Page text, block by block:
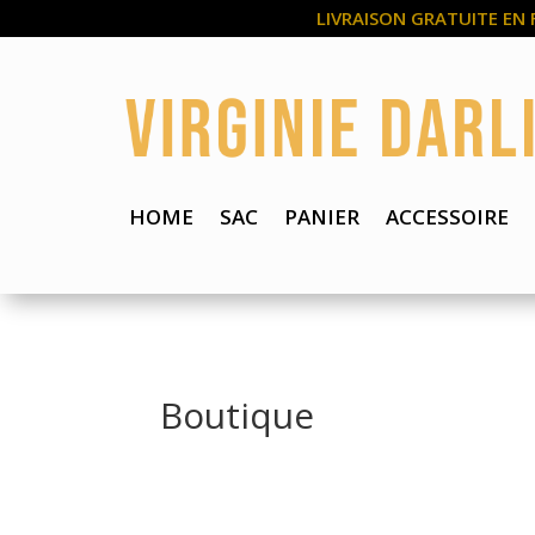
LIVRAISON GRATUITE EN
HOME SAC PANIER ACCESSOIRE
Boutique